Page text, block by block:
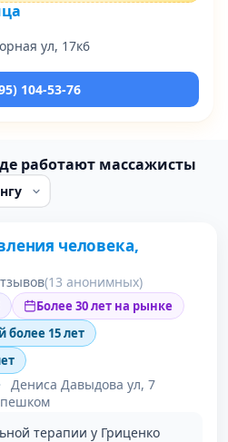
ул, 17к6
104-53-76
работают массажисты
в рейтингечеловека,
(13 анонимных)
Более 30 лет на рынке
более 15 лет
· Дениса Давыдова ул, 7
терапии у Гриценко